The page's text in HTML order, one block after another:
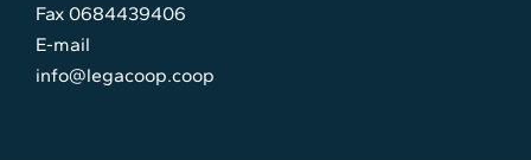
Fax 0684439406
E-mail
info@legacoop.coop